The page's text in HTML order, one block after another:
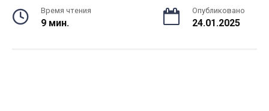
Время чтения
9 мин.
Опубликовано
24.01.2025